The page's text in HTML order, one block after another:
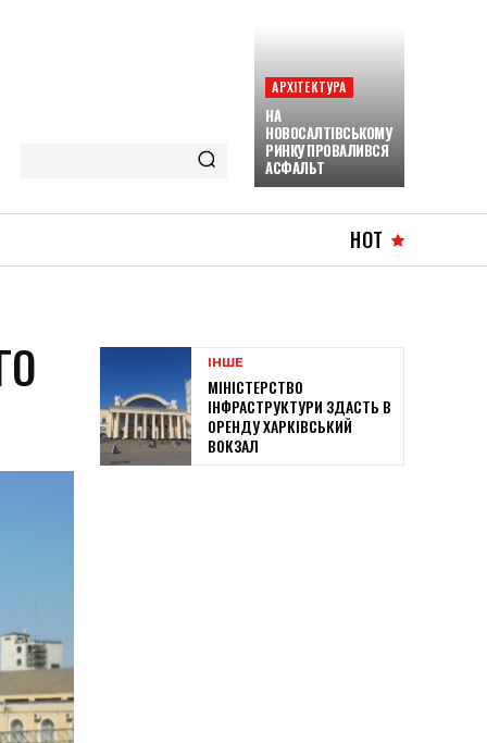
АРХІТЕКТУРА
НА
НОВОСАЛТІВСЬКОМУ
РИНКУ ПРОВАЛИВСЯ
АСФАЛЬТ
HOT
ІНШЕ
МІНІСТЕРСТВО
ІНФРАСТРУКТУРИ ЗДАСТЬ В
ОРЕНДУ ХАРКІВСЬКИЙ
ВОКЗАЛ